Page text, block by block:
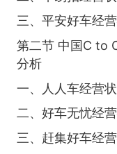
三、平安好车经
第二节 中国C to
分析
一、人人车经营
二、好车无忧经
三、赶集好车经